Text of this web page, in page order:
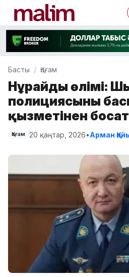
Басты Қоғам
Нұрайдың өлімі:
полициясының
қызметінен
Қоғам 20 қаңтар, 2026•Арман